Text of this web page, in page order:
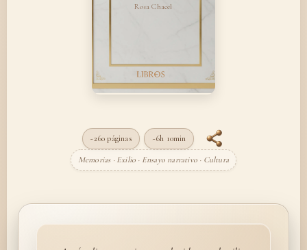
Rosa Chacel
~260 páginas ~6h 10min
Memorias · Exilio · Ensayo narrativo · Cultura